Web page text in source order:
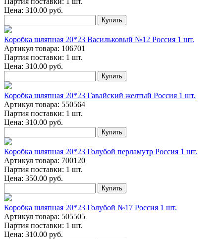
Цена: 310.00 руб.
Купить
Коробка шляпная 20*23 Васильковый №12 Россия 1 шт.
Артикул товара: 106701
Партия поставки: 1 шт.
Цена: 310.00 руб.
Купить
Коробка шляпная 20*23 Гавайский желтый Россия 1 шт.
Артикул товара: 550564
Партия поставки: 1 шт.
Цена: 310.00 руб.
Купить
Коробка шляпная 20*23 Голубой перламутр Россия 1 шт.
Артикул товара: 700120
Партия поставки: 1 шт.
Цена: 350.00 руб.
Купить
Коробка шляпная 20*23 Голубой №17 Россия 1 шт.
Артикул товара: 505505
Партия поставки: 1 шт.
Цена: 310.00 руб.